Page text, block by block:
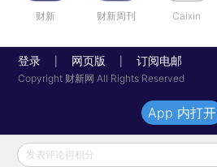
财新 财新周刊 Caixin
登录 网页版 订阅电邮
Copyright 财新网 All Rights Reserved
发表评论得积分
App 内打开